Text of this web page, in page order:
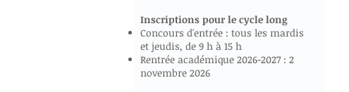
Inscriptions pour le cycle long
Concours d'entrée : tous les mardis
et jeudis, de 9 h à 15 h
Rentrée académique 2026-2027 : 2
novembre 2026